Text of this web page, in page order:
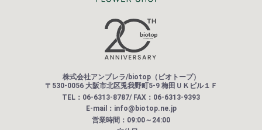
株式会社アンブレラ/biotop（ビオトープ）
〒530-0056 大阪市北区兎我野町5-9 梅田ＵＫビル１Ｆ
TEL：06-6313-8787/ FAX：06-6313-9393
E-mail：info@biotop.ne.jp
営業時間：09:00～24:00